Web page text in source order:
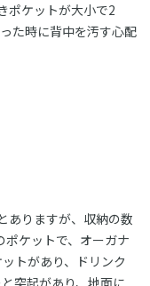
ポケットが大小で2
た時に背中を汚す心配
ありますが、収納の数
ケットで、オーガナ
トがあり、ドリンク
突起があり、地面に